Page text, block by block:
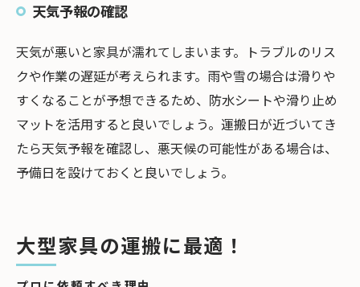
天気予報の確認
天気が悪いと家具が濡れてしまいます。トラブルのリス
クや作業の遅延が考えられます。雨や雪の場合は滑りや
すくなることが予想できるため、防水シートや滑り止め
マットを活用すると良いでしょう。運搬日が近づいてき
たら天気予報を確認し、悪天候の可能性がある場合は、
予備日を設けておくと良いでしょう。
大型家具の運搬に最適！